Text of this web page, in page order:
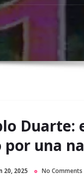
por una
20, 2025 No Comments